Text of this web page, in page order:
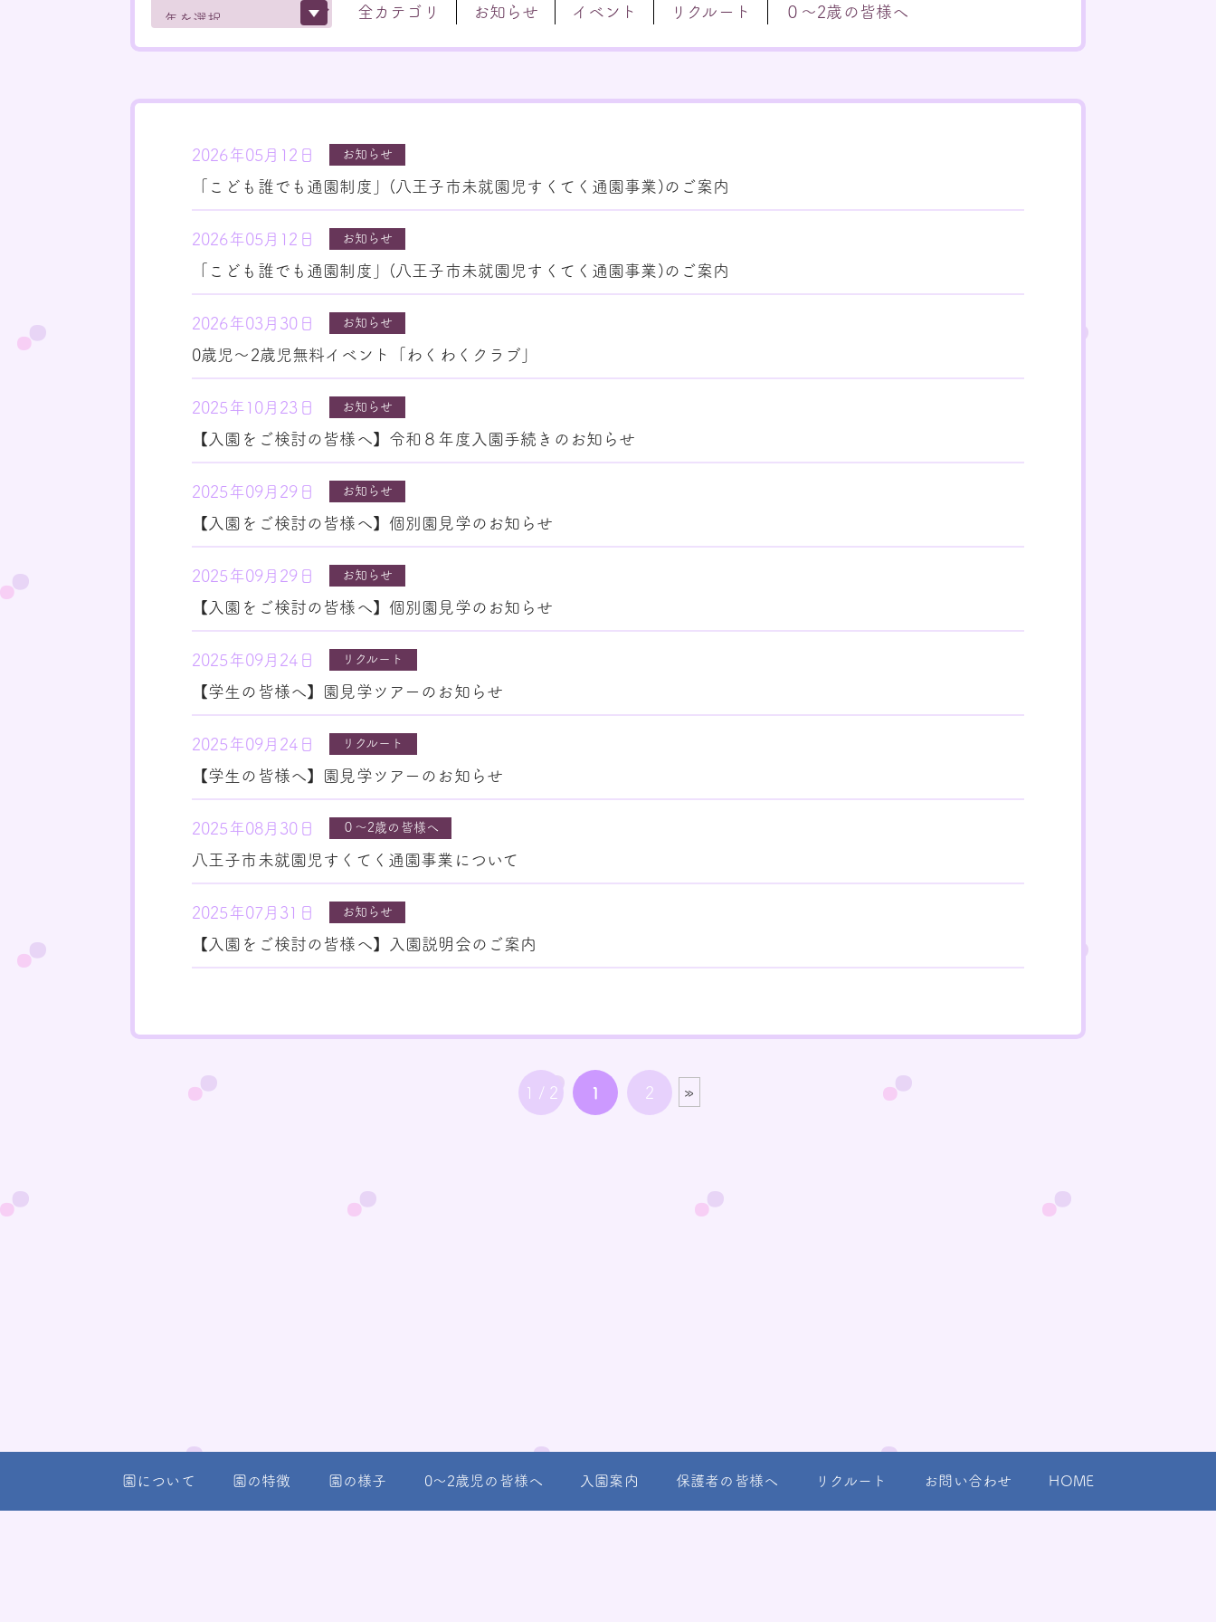
園について 園の特徴 園の様子 0～2歳児の皆様へ 入園案内 保護者の皆様へ リクルート お問い合わせ HOME
全カテゴリ お知らせ イベント リクルート ０～2歳の皆様へ
2026年05月12日 お知らせ
「こども誰でも通園制度」(八王子市未就園児すくてく通園事業)のご案内
2026年05月12日 お知らせ
「こども誰でも通園制度」(八王子市未就園児すくてく通園事業)のご案内
2026年03月30日 お知らせ
0歳児～2歳児無料イベント「わくわくクラブ」
2025年10月23日 お知らせ
【入園をご検討の皆様へ】令和８年度入園手続きのお知らせ
2025年09月29日 お知らせ
【入園をご検討の皆様へ】個別園見学のお知らせ
2025年09月29日 お知らせ
【入園をご検討の皆様へ】個別園見学のお知らせ
2025年09月24日 リクルート
【学生の皆様へ】園見学ツアーのお知らせ
2025年09月24日 リクルート
【学生の皆様へ】園見学ツアーのお知らせ
2025年08月30日 ０～2歳の皆様へ
八王子市未就園児すくてく通園事業について
2025年07月31日 お知らせ
【入園をご検討の皆様へ】入園説明会のご案内
1 / 2 1 2 »